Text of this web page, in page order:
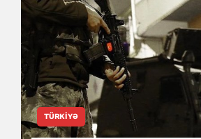
TÜRKIYƏ